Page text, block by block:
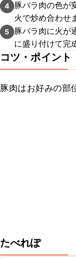
4
豚バラ肉の色が
火で炒め合わせ
5
豚バラ肉に火が
に盛り付けて完
コツ・ポイント
豚肉はお好みの部
たべれぽ